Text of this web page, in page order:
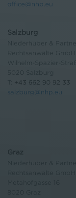
office@nhp.eu
Salzburg
Niederhuber & Partner
+43 662 90 92 33
salzburg@nhp.eu
Graz